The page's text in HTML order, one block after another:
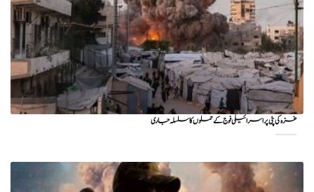
غزہ کی پٹی پر اسرائیلی فوج کے حملوں کا سلسلہ جاری